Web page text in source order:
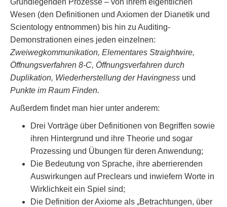
Grundlegenden Prozesse – von ihrem eigentlichen
Wesen (den Definitionen und Axiomen der Dianetik und
Scientology entnommen) bis hin zu Auditing-
Demonstrationen eines jeden einzelnen:
Zweiwegkommunikation, Elementares Straightwire,
Öffnungsverfahren 8-C, Öffnungsverfahren durch
Duplikation, Wiederherstellung der Havingness und
Punkte im Raum Finden.
Außerdem findet man hier unter anderem:
Drei Vorträge über Definitionen von Begriffen sowie
ihren Hintergrund und ihre Theorie und sogar
Prozessing und Übungen für deren Anwendung;
Die Bedeutung von Sprache, ihre aberrierenden
Auswirkungen auf Preclears und inwiefern Worte in
Wirklichkeit ein Spiel sind;
Die Definition der Axiome als „Betrachtungen, über